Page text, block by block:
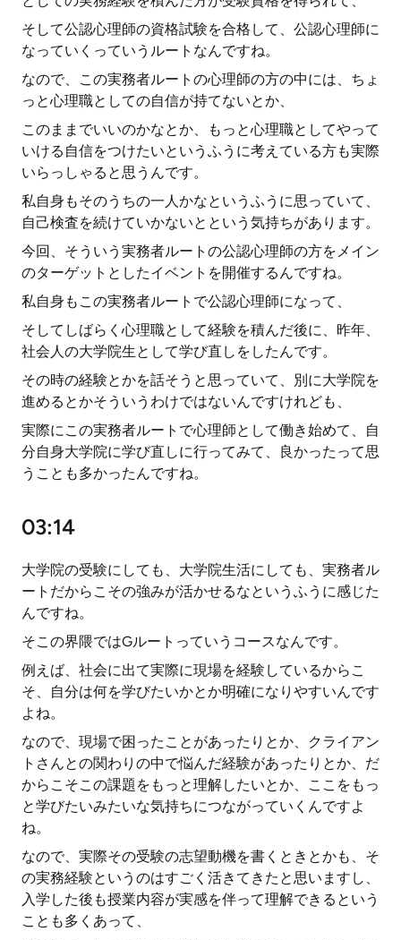
そして公認心理師の資格試験を合格して、公認心理師に
なっていくっていうルートなんですね。
なので、この実務者ルートの心理師の方の中には、ちょ
っと心理職としての自信が持てないとか、
このままでいいのかなとか、もっと心理職としてやって
いける自信をつけたいというふうに考えている方も実際
いらっしゃると思うんです。
私自身もそのうちの一人かなというふうに思っていて、
自己検査を続けていかないとという気持ちがあります。
今回、そういう実務者ルートの公認心理師の方をメイン
のターゲットとしたイベントを開催するんですね。
私自身もこの実務者ルートで公認心理師になって、
そしてしばらく心理職として経験を積んだ後に、昨年、
社会人の大学院生として学び直しをしたんです。
その時の経験とかを話そうと思っていて、別に大学院を
進めるとかそういうわけではないんですけれども、
実際にこの実務者ルートで心理師として働き始めて、自
分自身大学院に学び直しに行ってみて、良かったって思
うことも多かったんですね。
03:14
大学院の受験にしても、大学院生活にしても、実務者ル
ートだからこその強みが活かせるなというふうに感じた
んですね。
そこの界隈ではGルートっていうコースなんです。
例えば、社会に出て実際に現場を経験しているからこ
そ、自分は何を学びたいかとか明確になりやすいんです
よね。
なので、現場で困ったことがあったりとか、クライアン
トさんとの関わりの中で悩んだ経験があったりとか、だ
からこそこの課題をもっと理解したいとか、ここをもっ
と学びたいみたいな気持ちにつながっていくんですよ
ね。
なので、実際その受験の志望動機を書くときとかも、そ
の実務経験というのはすごく活きてきたと思いますし、
入学した後も授業内容が実感を伴って理解できるという
ことも多くあって、